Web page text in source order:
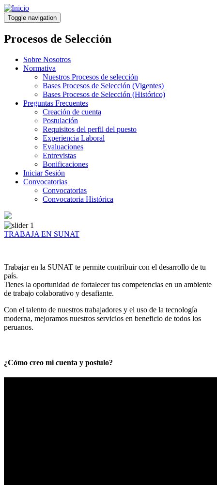
Pasar
al
contenido
principal
Toggle navigation
Procesos de Selección
Sobre Nosotros
Normativa
Nuestros Procesos de selección
Bases Procesos de Selección (Vigentes)
Bases Procesos de Selección (Histórico)
Preguntas Frecuentes
Creación de cuenta
Postulación
Requisitos del perfil del puesto
Experiencia Laboral
Evaluaciones
Entrevistas
Bonificaciones
Iniciar Sesión
Convocatorias
Convocatorias
Convocatoria Histórica
TRABAJA EN SUNAT
Trabajar en la SUNAT te permite contribuir con el desarrollo de tu
país.
Tienes la oportunidad de fortalecer tus competencias en un ambiente
de trabajo colaborativo y desafiante.
Con el talento de nuestros trabajadores y el uso de la tecnología
moderna, mejoramos nuestros servicios en beneficio de todos los
peruanos.
¿Cómo creo mi cuenta y postulo?